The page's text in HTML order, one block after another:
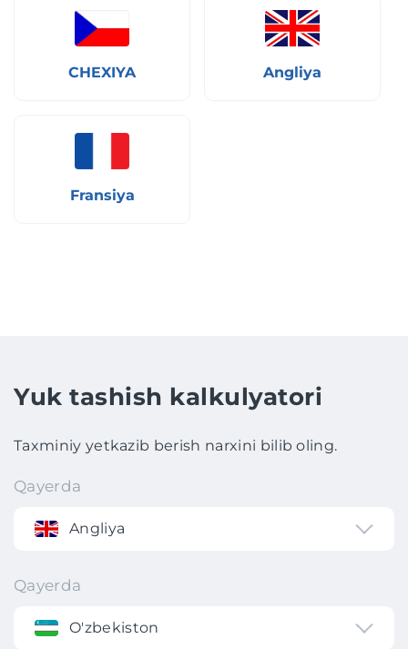
CHEXIYA Angliya
Fransiya
Yuk tashish kalkulyatori
Taxminiy yetkazib berish narxini bilib oling.
Qayerda
Angliya
Qayerda
O'zbekiston